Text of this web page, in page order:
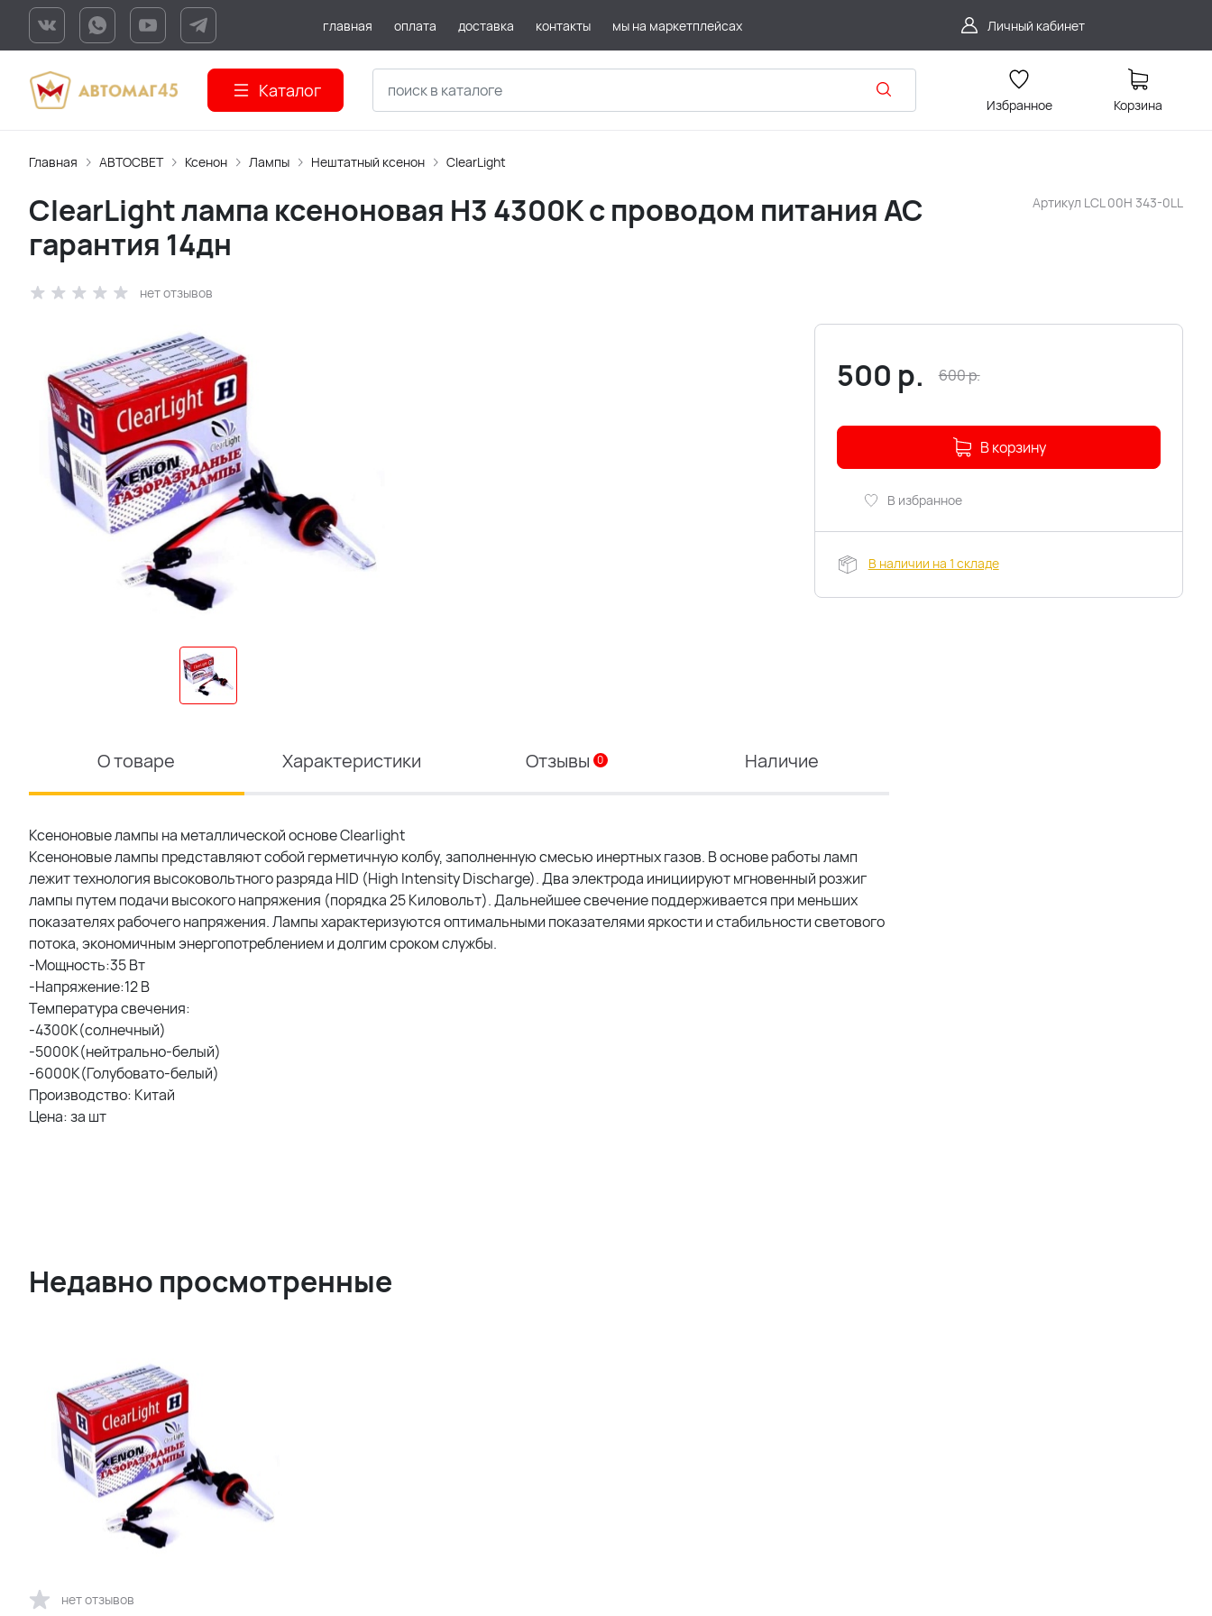
главная оплата доставка контакты мы на маркетплейсах Личный кабинет
Каталог
Избранное Корзина
Главная АВТОСВЕТ Ксенон Лампы Нештатный ксенон ClearLight
Артикул LCL 00H 343-0LL
ClearLight лампа ксеноновая H3 4300К с проводом питания АС
гарантия 14дн
нет отзывов
500 р. 600р.
В корзину
В избранное
В наличии на 1 складе
О товаре Характеристики Отзывы 0 Наличие
Ксеноновые лампы на металлической основе Clearlight
Ксеноновые лампы представляют собой герметичную колбу, заполненную смесью инертных газов. В основе работы ламп
лежит технология высоковольтного разряда HID (High Intensity Discharge). Два электрода инициируют мгновенный розжиг
лампы путем подачи высокого напряжения (порядка 25 Киловольт). Дальнейшее свечение поддерживается при меньших
показателях рабочего напряжения. Лампы характеризуются оптимальными показателями яркости и стабильности светового
потока, экономичным энергопотреблением и долгим сроком службы.
-Мощность:35 Вт
-Напряжение:12 В
Температура свечения:
-4300K(солнечный)
-5000К(нейтрально-белый)
-6000К(Голубовато-белый)
Производство: Китай
Цена: за шт
Недавно просмотренные
нет отзывов